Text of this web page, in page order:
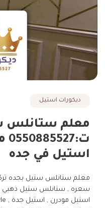
ديكورات استيل
معلم ستانلس
استيل في جده
معلم ستانلس ستيل بجده
سعره , ستانلس ستيل ذهبي ,